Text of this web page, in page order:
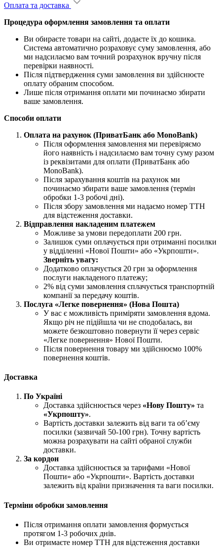
Оплата та доставка
Процедура оформлення замовлення та оплати
Ви обираєте товари на сайті, додаєте їх до кошика.
Система автоматично розраховує суму замовлення, або
ми надсилаємо вам точний розрахунок вручну після
перевірки наявності.
Після підтвердження суми замовлення ви здійснюєте
оплату обраним способом.
Лише після отримання оплати ми починаємо збирати
ваше замовлення.
Способи оплати
Оплата на рахунок (ПриватБанк або MonoBank)
Після оформлення замовлення ми перевіряємо
його наявність і надсилаємо вам точну суму разом
із реквізитами для оплати (ПриватБанк або
MonoBank).
Після зарахування коштів на рахунок ми
починаємо збирати ваше замовлення (термін
обробки 1-3 робочі дні).
Після збору замовлення ми надаємо номер ТТН
для відстеження доставки.
Відправлення накладеним платежем
Можливе за умови передоплати 200 грн.
Залишок суми оплачується при отриманні посилки
у відділенні «Нової Пошти» або «Укрпошти».
Зверніть увагу:
Додатково оплачується 20 грн за оформлення
послуги накладеного платежу;
2% від суми замовлення сплачується транспортній
компанії за передачу коштів.
Послуга «Легке повернення» (Нова Пошта)
У вас є можливість приміряти замовлення вдома.
Якщо річ не підійшла чи не сподобалась, ви
можете безкоштовно повернути її через сервіс
«Легке повернення» Нової Пошти.
Після повернення товару ми здійснюємо 100%
повернення коштів.
Доставка
По Україні
Доставка здійснюється через «Нову Пошту» та
«Укрпошту».
Вартість доставки залежить від ваги та об’єму
посилки (зазвичай 50-100 грн). Точну вартість
можна розрахувати на сайті обраної служби
доставки.
За кордон
Доставка здійснюється за тарифами «Нової
Пошти» або «Укрпошти». Вартість доставки
залежить від країни призначення та ваги посилки.
Терміни обробки замовлення
Після отримання оплати замовлення формується
протягом 1-3 робочих днів.
Ви отримаєте номер ТТН для відстеження доставки